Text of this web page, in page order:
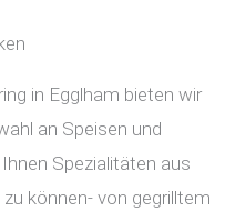
in Egglham bieten wir
an Speisen und
Spezialitäten aus
können- von gegrilltem